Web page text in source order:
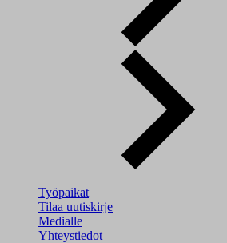
Työpaikat
Tilaa uutiskirje
Medialle
Yhteystiedot